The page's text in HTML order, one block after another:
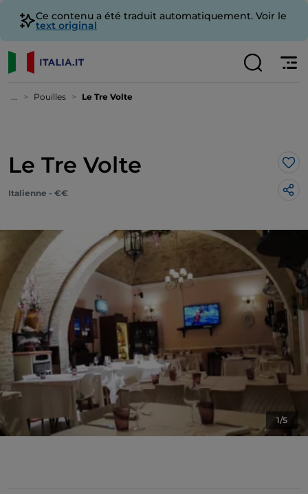
Ce contenu a été traduit automatiquement. Voir le
text original
... Pouilles Le Tre Volte
Le Tre Volte
Italienne - €€
1/5